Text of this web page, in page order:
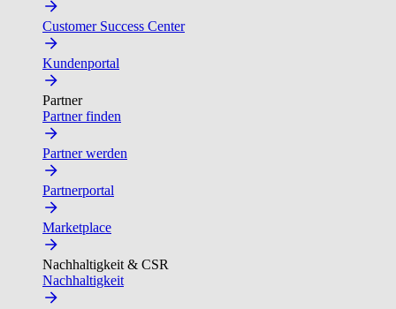
Customer Success Center
Kundenportal
Partner
Partner finden
Partner werden
Partnerportal
Marketplace
Nachhaltigkeit & CSR
Nachhaltigkeit